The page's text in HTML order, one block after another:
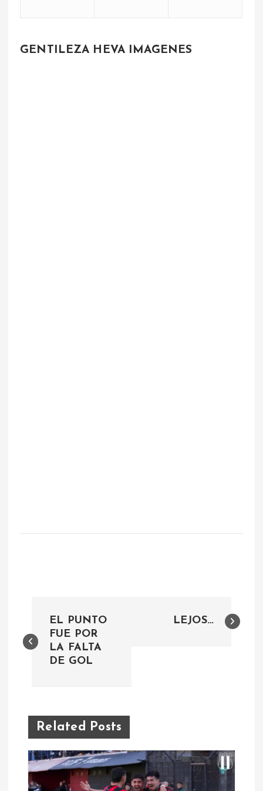
GENTILEZA HEVA IMAGENES
a
a
c
EL PUNTO
FUE POR
LA FALTA
DE GOL
LEJOS…
Related Posts